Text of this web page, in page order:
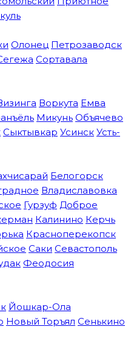
Олонец Петрозаводск
Сортавала
Воркута Емва
Микунь Объячево
Сыктывкар Усинск Усть-
Белогорск
Владиславовка
Гурзуф Доброе
Калинино Керчь
Красноперекопск
Саки Севастополь
Феодосия
Йошкар-Ола
Новый Торъял Сенькино